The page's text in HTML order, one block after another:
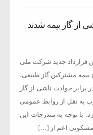
از گاز بیمه شدند
جدید شرکت ملی
مشترکین گاز طبیعی،
حوادث ناشی از گاز
به نقل از روابط عمومی
با توجه به مندرجات این
مسکونی اعم از […]